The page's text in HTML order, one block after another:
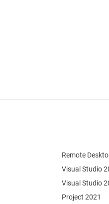
Remote
Visual Studio
Visual Studio
Project 2021